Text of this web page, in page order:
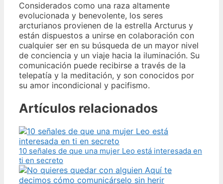
Considerados como una raza altamente
evolucionada y benevolente, los seres
arcturianos provienen de la estrella Arcturus y
están dispuestos a unirse en colaboración con
cualquier ser en su búsqueda de un mayor nivel
de conciencia y un viaje hacia la iluminación. Su
comunicación puede recibirse a través de la
telepatía y la meditación, y son conocidos por
su amor incondicional y pacifismo.
Artículos relacionados
10 señales de que una mujer Leo está interesada en
ti en secreto